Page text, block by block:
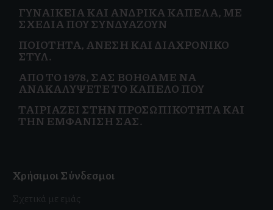
ΓΥΝΑΙΚΕΊΑΚΑΙΑΝΔΡΙΚΆ ΚΑΠΈΛΑ, ΜΕ
ΣΧΈΔΙΑ ΠΟΥ ΣΥΝΔΥΆΖΟΥΝ
ΠΟΙΌΤΗΤΑ, ΆΝΕΣΗ ΚΑΙΔΙΑΧΡΟΝΙΚΌ
ΣΤΥΛ.
ΑΠΌ ΤΟ 1978, ΣΑΣ ΒΟΗΘΆΜΕ ΝΑ
ΑΝΑΚΑΛΎΨΕΤΕ ΤΟ ΚΑΠΈΛΟ ΠΟΥ
ΤΑΙΡΙΆΖΕΙ ΣΤΗΝΠΡΟΣΩΠΙΚΌΤΗΤΑ ΚΑΙ
ΤΗΝ ΕΜΦΆΝΙΣΗ ΣΑΣ.
Χρήσιμοι Σύνδεσμοι
Σχετικά με εμάς